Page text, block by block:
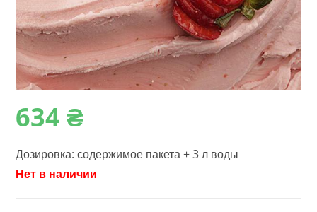
634₴
Дозировка: содержимое пакета + 3 л воды
Нет в наличии